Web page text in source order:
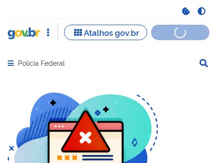
Abrir menu principal de navegação
Polícia Federal